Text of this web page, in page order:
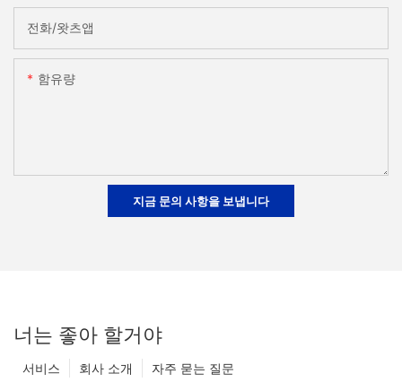
전화/왓츠앱
함유량
지금 문의 사항을 보냅니다
너는 좋아 할거야
자주 묻는 질문
회사 소개
서비스